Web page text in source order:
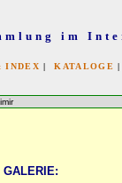
im
INDEX |KATALOGE
GALERIE: